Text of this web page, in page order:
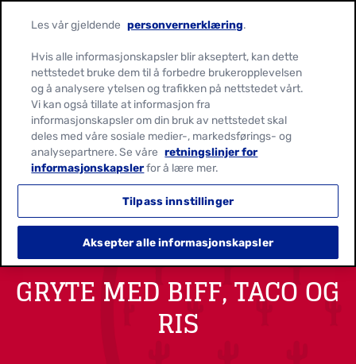
GRYTE MED BIFF, TACO OG
RIS
Les vår gjeldende personvernerklæring.
Hvis alle informasjonskapsler blir akseptert, kan dette
nettstedet bruke dem til å forbedre brukeropplevelsen
og å analysere ytelsen og trafikken på nettstedet vårt.
Vi kan også tillate at informasjon fra
informasjonskapsler om din bruk av nettstedet skal
deles med våre sosiale medier-, markedsførings- og
analysepartnere. Se våre retningslinjer for
informasjonskapslerfor å lære mer.
Tilpass innstillinger
Aksepter alle informasjonskapsler